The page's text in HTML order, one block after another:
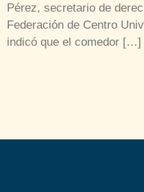
Pérez, secretario de
Federación de Centro
indicó que el comedor […]